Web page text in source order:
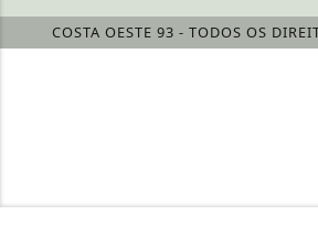
COSTA OESTE 93 - TODOS OS